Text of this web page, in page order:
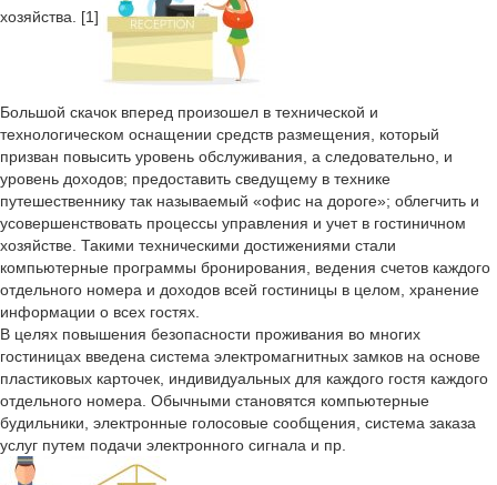
хозяйства. [1]
Большой скачок вперед произошел в технической и
технологическом оснащении средств размещения, который
призван повысить уровень обслуживания, а следовательно, и
уровень доходов; предоставить сведущему в технике
путешественнику так называемый «офис на дороге»; облегчить и
усовершенствовать процессы управления и учет в гостиничном
хозяйстве. Такими техническими достижениями стали
компьютерные программы бронирования, ведения счетов каждого
отдельного номера и доходов всей гостиницы в целом, хранение
информации о всех гостях.
В целях повышения безопасности проживания во многих
гостиницах введена система электромагнитных замков на основе
пластиковых карточек, индивидуальных для каждого гостя каждого
отдельного номера. Обычными становятся компьютерные
будильники, электронные голосовые сообщения, система заказа
услуг путем подачи электронного сигнала и пр.